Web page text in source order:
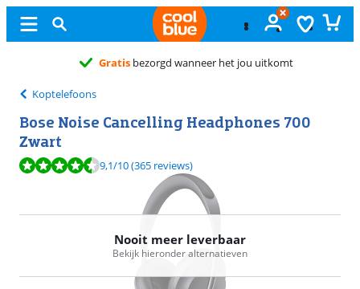
het jou uitkomt
Koptelefoons
Bose Noise Cancelling Headphones 700
Zwart
Beoordeling is 9,1 van de 10, gebaseerd op 365 reviews.
9,1/10(365 reviews)
Nooit meer leverbaar
Bekijk hieronder alternatieven